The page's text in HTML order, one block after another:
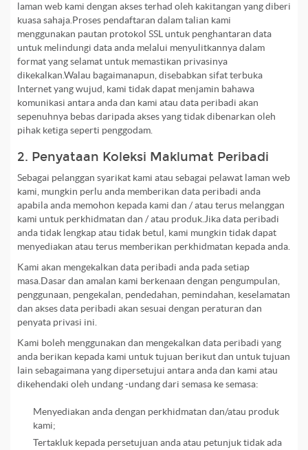
laman web kami dengan akses terhad oleh kakitangan yang diberi
kuasa sahaja.Proses pendaftaran dalam talian kami
menggunakan pautan protokol SSL untuk penghantaran data
untuk melindungi data anda melalui menyulitkannya dalam
format yang selamat untuk memastikan privasinya
dikekalkan.Walau bagaimanapun, disebabkan sifat terbuka
Internet yang wujud, kami tidak dapat menjamin bahawa
komunikasi antara anda dan kami atau data peribadi akan
sepenuhnya bebas daripada akses yang tidak dibenarkan oleh
pihak ketiga seperti penggodam.
2. Penyataan Koleksi Maklumat Peribadi
Sebagai pelanggan syarikat kami atau sebagai pelawat laman web
kami, mungkin perlu anda memberikan data peribadi anda
apabila anda memohon kepada kami dan / atau terus melanggan
kami untuk perkhidmatan dan / atau produk.Jika data peribadi
anda tidak lengkap atau tidak betul, kami mungkin tidak dapat
menyediakan atau terus memberikan perkhidmatan kepada anda.
Kami akan mengekalkan data peribadi anda pada setiap
masa.Dasar dan amalan kami berkenaan dengan pengumpulan,
penggunaan, pengekalan, pendedahan, pemindahan, keselamatan
dan akses data peribadi akan sesuai dengan peraturan dan
penyata privasi ini.
Kami boleh menggunakan dan mengekalkan data peribadi yang
anda berikan kepada kami untuk tujuan berikut dan untuk tujuan
lain sebagaimana yang dipersetujui antara anda dan kami atau
dikehendaki oleh undang -undang dari semasa ke semasa:
Menyediakan anda dengan perkhidmatan dan/atau produk
kami;
Tertakluk kepada persetujuan anda atau petunjuk tidak ada